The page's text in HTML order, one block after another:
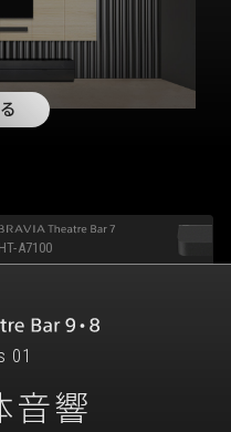
HT-A7100
01
音響